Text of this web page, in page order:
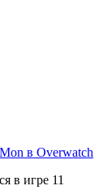
в Overwatch
в игре 11